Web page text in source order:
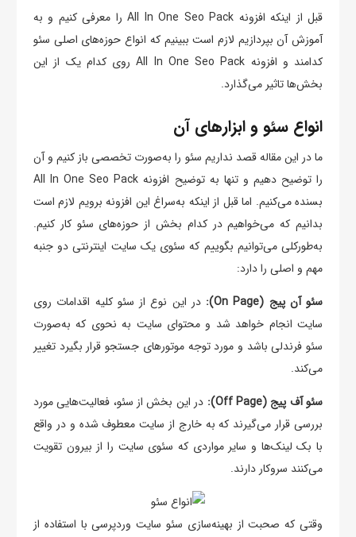
قبل از اینکه افزونه All In One Seo Pack را معرفی کنیم و به
آموزش آن بپردازیم لازم است ببینیم که انواع حوزه‌های اصلی سئو
کدامند و افزونه All In One Seo Pack روی کدام یک از این
بخش‌ها تاثیر می‌گذارد.
انواع سئو و ابزارهای آن
ما در این مقاله قصد نداریم سئو را به‌صورت تخصصی باز کنیم و آن
را توضیح دهیم و تنها به توضیح افزونه All In One Seo Pack
بسنده می‌کنیم. اما قبل از اینکه به‌سراغ این افزونه برویم لازم است
بدانیم که می‌خواهیم در کدام بخش از حوزه‌های سئو کار کنیم.
به‌طورکلی می‌توانیم بگوییم که سئوی یک سایت اینترنتی دو جنبه
مهم و اصلی را دارد:
سئو آن پیج (On Page):
در این نوع از سئو کلیه اقدامات روی
سایت انجام خواهد شد و محتوای سایت به نحوی که به‌صورت
سئو فرندلی باشد و مورد توجه موتورهای جستجو قرار بگیرد تغییر
می‌کند.
سئو آف پیج (Off Page):
در این بخش از سئو، فعالیت‌هایی مورد
بررسی قرار می‌‌‌گیرند که به خارج از سایت معطوف شده و در واقع
با بک لینک‌ها و سایر مواردی که سئوی سایت را از بیرون تقویت
می‌کنند سروکار دارند.
وقتی که صحبت از بهینه‌سازی سئو سایت وردپرسی با استفاده از